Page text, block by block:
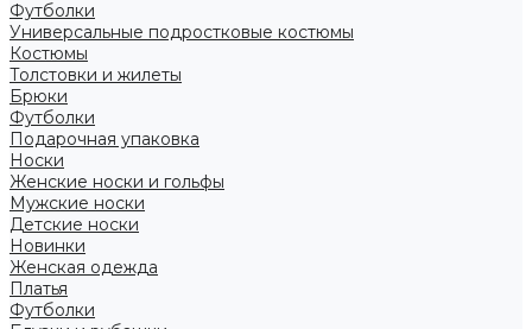
Футболки
Универсальные подростковые костюмы
Костюмы
Толстовки и жилеты
Брюки
Футболки
Подарочная упаковка
Носки
Женские носки и гольфы
Мужские носки
Детские носки
Новинки
Женская одежда
Платья
Футболки